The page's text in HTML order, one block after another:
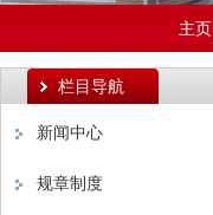
主页
栏目导航
新闻中心
规章制度